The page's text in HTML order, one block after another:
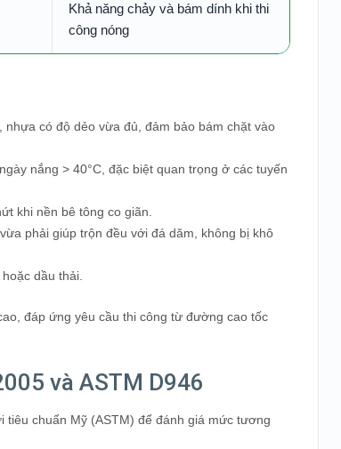
Khả năng chảy và bám dính khi thi
công nóng
có độ dẻo vừa đủ, đảm bảo bám chặt vào
nắng > 40°C, đặc biệt quan trọng ở các tuyến
khi nền bê tông co giãn.
phải giúp trộn đều với đá dăm, không bị khô
dầu thải.
đáp ứng yêu cầu thi công từ đường cao tốc
và ASTM D946
tiêu chuẩn Mỹ (ASTM) để đánh giá mức tương